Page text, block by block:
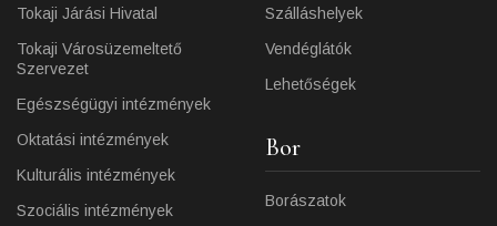
Tokaji Járási Hivatal
Tokaji Városüzemeltető
Szervezet
Egészségügyi intézmények
Oktatási intézmények
Kulturális intézmények
Szociális intézmények
Szálláshelyek
Vendéglátók
Lehetőségek
Bor
Borászatok